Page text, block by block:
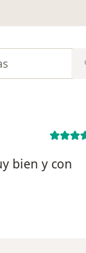
bien y con